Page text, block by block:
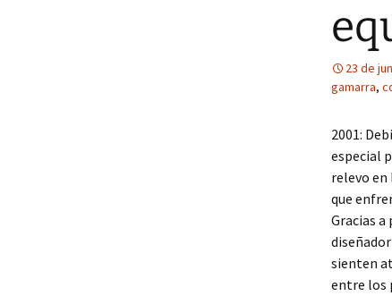
23 de
gamarra,
2001:
especial
relevo en
que
Gracias
sienten
entre los